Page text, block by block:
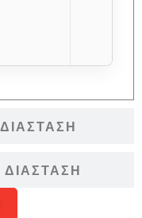
ΔΙΆΣΤΑΣΗ
ΔΙΆΣΤΑΣΗ